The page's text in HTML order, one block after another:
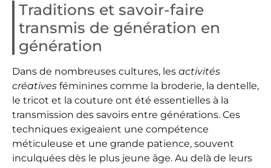
Traditions et savoir-faire
transmis de génération en
génération
Dans de nombreuses cultures, les activités
créatives féminines comme la broderie, la dentelle,
le tricot et la couture ont été essentielles à la
transmission des savoirs entre générations. Ces
techniques exigeaient une compétence
méticuleuse et une grande patience, souvent
inculquées dès le plus jeune âge. Au delà de leurs